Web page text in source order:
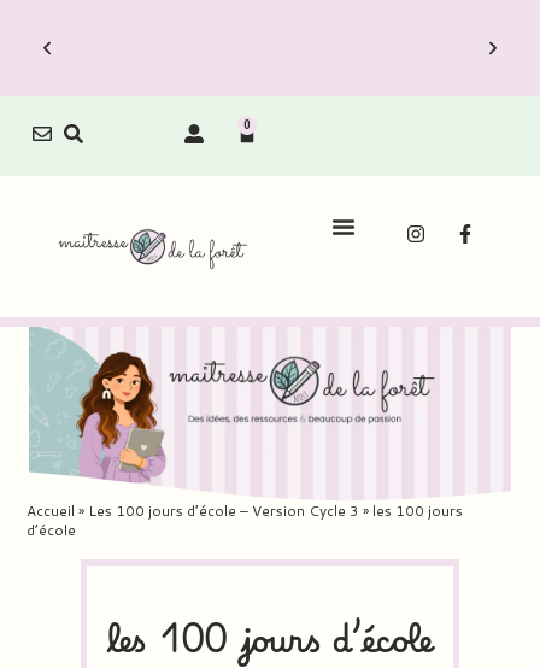
Le Carnet de Direction est dispo !
0
Accueil » Les 100 jours d’école – Version Cycle 3 » les 100 jours
d’école
les 100 jours d’école